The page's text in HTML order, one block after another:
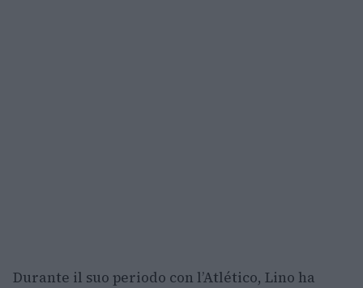
Durante il suo periodo con l’Atlético, Lino ha